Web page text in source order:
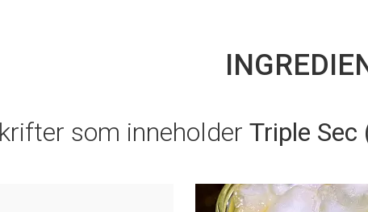
som inneholder Triple